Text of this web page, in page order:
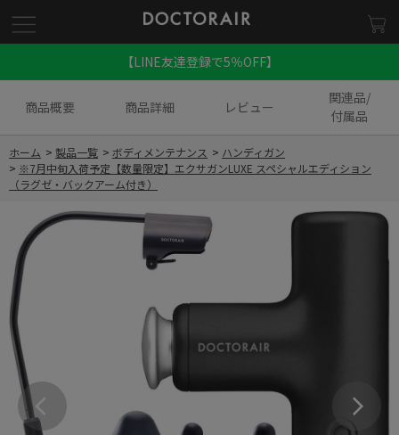
【LINE友達登録で5％OFF】
商品概要 商品詳細 レビュー
関連品/
付属品
ホーム > 製品一覧 > ボディメンテナンス > ハンディガン
> ※7月中旬入荷予定【数量限定】エクサガンLUXE スペシャルエディション
（ラグゼ・バックアーム付き）